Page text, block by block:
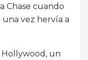
Chase cuando
vez hervía a
un